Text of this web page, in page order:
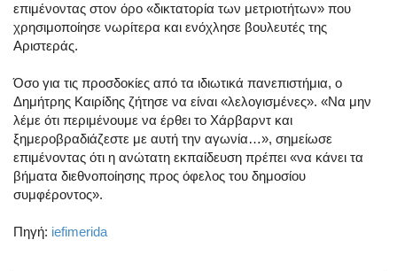
επιμένοντας στον όρο «δικτατορία των μετριοτήτων» που
χρησιμοποίησε νωρίτερα και ενόχλησε βουλευτές της
Αριστεράς.
Όσο για τις προσδοκίες από τα ιδιωτικά πανεπιστήμια, ο
Δημήτρης Καιρίδης ζήτησε να είναι «λελογισμένες». «Να μην
λέμε ότι περιμένουμε να έρθει το Χάρβαρντ και
ξημεροβραδιάζεστε με αυτή την αγωνία…», σημείωσε
επιμένοντας ότι η ανώτατη εκπαίδευση πρέπει «να κάνει τα
βήματα διεθνοποίησης προς όφελος του δημοσίου
συμφέροντος».
Πηγή: iefimerida